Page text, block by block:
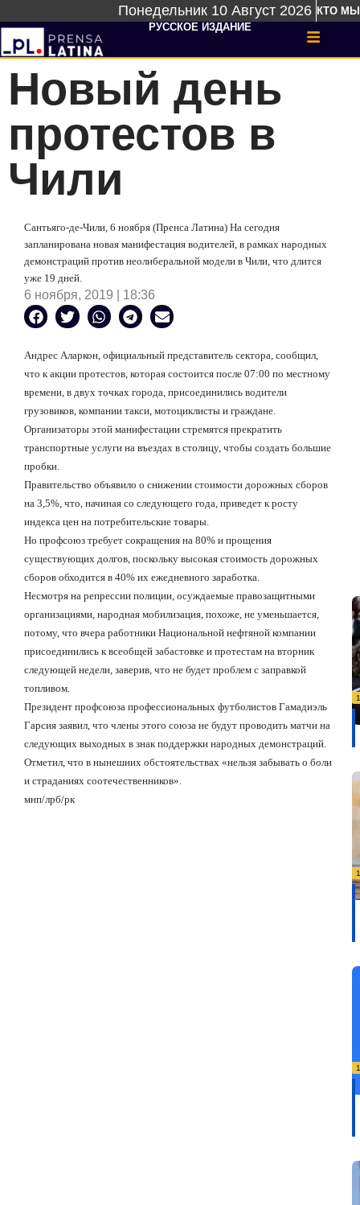
Понедельник 10 Август 2026 КТО МЫ
РУССКОЕ ИЗДАНИЕ
Новый день
протестов в
Чили
Сантьяго-де-Чили, 6 ноября (Пренса Латина) На сегодня
запланирована новая манифестация водителей, в рамках народных
демонстраций против неолиберальной модели в Чили, что длится
уже 19 дней.
6 ноября, 2019 | 18:36
Андрес Аларкон, официальный представитель сектора, сообщил,
что к акции протестов, которая состоится после 07:00 по местному
времени, в двух точках города, присоединились водители
грузовиков, компании такси, мотоциклисты и граждане.
Организаторы этой манифестации стремятся прекратить
транспортные услуги на въездах в столицу, чтобы создать большие
пробки.
Правительство объявило о снижении стоимости дорожных сборов
на 3,5%, что, начиная со следующего года, приведет к росту
индекса цен на потребительские товары.
Но профсоюз требует сокращения на 80% и прощения
существующих долгов, поскольку высокая стоимость дорожных
сборов обходится в 40% их ежедневного заработка.
Несмотря на репрессии полиции, осуждаемые правозащитными
организациями, народная мобилизация, похоже, не уменьшается,
потому, что вчера работники Национальной нефтяной компании
присоединились к всеобщей забастовке и протестам на вторник
следующей недели, заверив, что не будет проблем с заправкой
топливом.
Президент профсоюза профессиональных футболистов Гамадиэль
Гарсия заявил, что члены этого союза не будут проводить матчи на
следующих выходных в знак поддержки народных демонстраций.
Отметил, что в нынешних обстоятельствах «нельзя забывать о боли
и страданиях соотечественников».
мнп/лрб/рк